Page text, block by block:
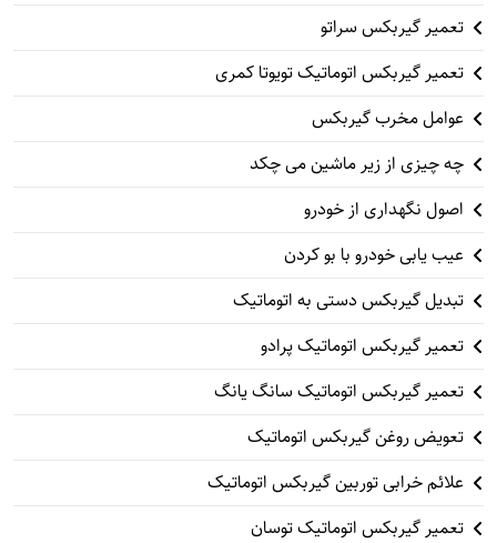
تعمیر گیربکس سراتو
تعمیر گیربکس اتوماتیک تویوتا کمری
عوامل مخرب گیربکس
چه چیزی از زیر ماشین می چکد
اصول نگهداری از خودرو
عیب یابی خودرو با بو کردن
تبدیل گیربکس دستی به اتوماتیک
تعمیر گیربکس اتوماتیک پرادو
تعمیر گیربکس اتوماتیک سانگ یانگ
تعویض روغن گیربکس اتوماتیک
علائم خرابی توربین گیربکس اتوماتیک
تعمیر گیربکس اتوماتیک توسان